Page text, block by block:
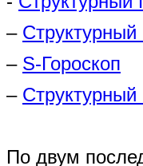
– Структурный
– S-Гороскоп
– Структурный
По двум